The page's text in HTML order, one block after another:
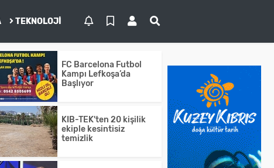
TEKNOLOJI
FC Barcelona Futbol
Kampı Lefkoşa’da
Başlıyor
KIB-TEK'ten 20 kişilik
ekiple kesintisiz
temizlik